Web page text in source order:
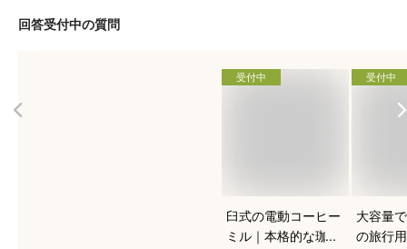
回答受付中の質問
受付中
臼式の電動コーヒー
ミル｜本格的な珈琲
受付中
大容量
の旅行